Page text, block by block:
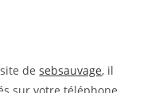
desebsauvage, il